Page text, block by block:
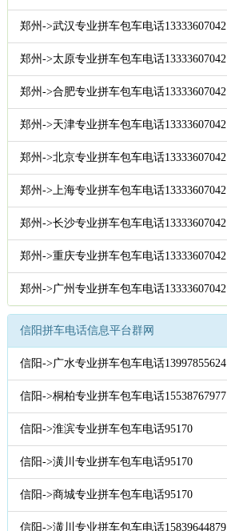
郑州->武汉专业拼车包车电话13333607042
郑州->太原专业拼车包车电话13333607042
郑州->合肥专业拼车包车电话13333607042
郑州->天津专业拼车包车电话13333607042
郑州->北京专业拼车包车电话13333607042
郑州->上海专业拼车包车电话13333607042
郑州->长沙专业拼车包车电话13333607042
郑州->重庆专业拼车包车电话13333607042
郑州->广州专业拼车包车电话13333607042
信阳拼车电话信息平台群网
信阳->广水专业拼车包车电话13997855624
信阳->桐柏专业拼车包车电话15538767977
信阳->淮滨专业拼车包车电话95170
信阳->潢川专业拼车包车电话95170
信阳->商城专业拼车包车电话95170
信阳->潢川专业拼车包车电话15839644879